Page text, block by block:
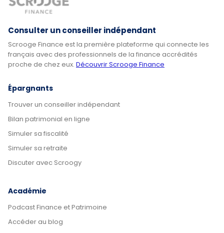
Consulter un conseiller indépendant
Scrooge Finance est la première plateforme qui connecte les
français avec des professionnels de la finance accrédités
proche de chez eux. Découvrir Scrooge Finance
Épargnants
Trouver un conseiller indépendant
Bilan patrimonial en ligne
Simuler sa fiscalité
Simuler sa retraite
Discuter avec Scroogy
Académie
Podcast Finance et Patrimoine
Accéder au blog